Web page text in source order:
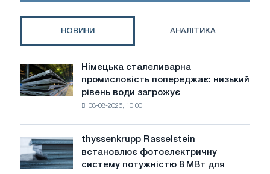
НОВИНИ АНАЛІТИКА
Німецька
сталеливарна
промисловість
води
загрожує
Німецька сталеливарна
промисловість попереджає: низький
рівень води загрожує
08-08-2026, 10:00
thyssenkrupp
Rasselstein
встановлює
thyssenkrupp Rasselstein
встановлює фотоелектричну
систему потужністю 8 МВт для